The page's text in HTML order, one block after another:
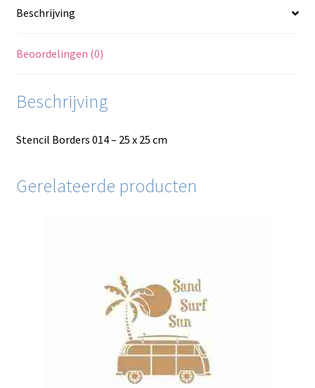
Beschrijving
Beoordelingen (0)
Beschrijving
Stencil Borders 014 – 25 x 25 cm
Gerelateerde producten